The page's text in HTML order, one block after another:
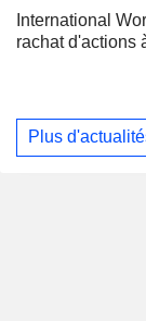
International
rachat d'actions
Plus